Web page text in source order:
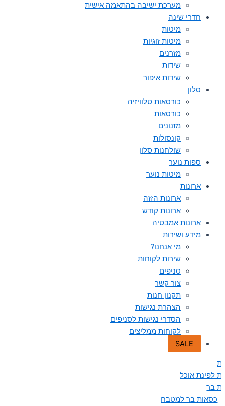
מערכת ישיבה בהתאמה אישית
חדרי שינה
מיטות
מיטות זוגיות
מזרנים
שידות
שידות איפור
סלון
כורסאות טלוויזיה
כורסאות
מזנונים
קונסולות
שולחנות סלון
ספות נוער
מיטות נוער
ארונות
ארונות הזזה
ארונות קודש
ארונות אמבטיה
מידע ושירות
מי אנחנו?
שירות לקוחות
סניפים
צור קשר
תקנון חנות
הצהרת נגישות
הסדרי נגישות לסניפים
לקוחות ממליצים
SALE
לפינת אוכל
בר
כסאות בר למטבח